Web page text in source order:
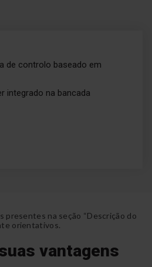
de controlo baseado em
integrado na bancada
presentes na seção “Descrição do
orientativos.
vantagens